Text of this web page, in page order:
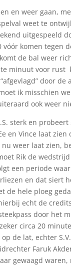
en weer gaan,
weet te
uitgespeeld
komen tegen
de bal weer
minuut voor rust
door
ik misschien
ook weer
sterk en
en Vince laat
nu weer laat zien,
Rik de
een periode
en dat siert
de hele ploeg
echt de
door het
circa 20
de lat, echter
Faruk
gewaagd